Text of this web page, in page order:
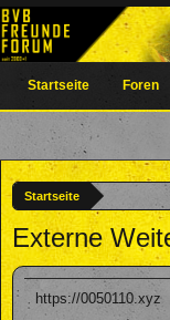
Startseite
Externe
https://0050110.xyz
Startseite Foren